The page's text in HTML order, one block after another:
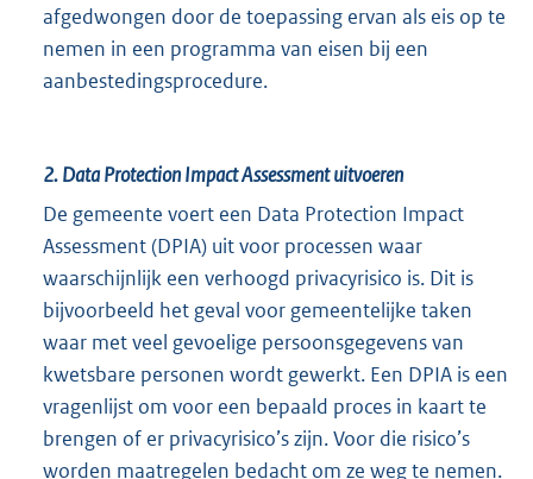
n
e
k
:
afgedwongen door de toepassing ervan als eis op te
nemen in een programma van eisen bij een
aanbestedingsprocedure.
2.Data Protection Impact Assessment uitvoeren
De gemeente voert een Data Protection Impact
Assessment (DPIA) uit voor processen waar
waarschijnlijk een verhoogd privacyrisico is. Dit is
bijvoorbeeld het geval voor gemeentelijke taken
waar met veel gevoelige persoonsgegevens van
kwetsbare personen wordt gewerkt. Een DPIA is een
vragenlijst om voor een bepaald proces in kaart te
brengen of er privacyrisico’s zijn. Voor die risico’s
worden maatregelen bedacht om ze weg te nemen.